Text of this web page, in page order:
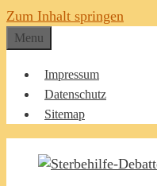
Zum Inhalt springen
Menu
Impressum
Datenschutz
Sitemap